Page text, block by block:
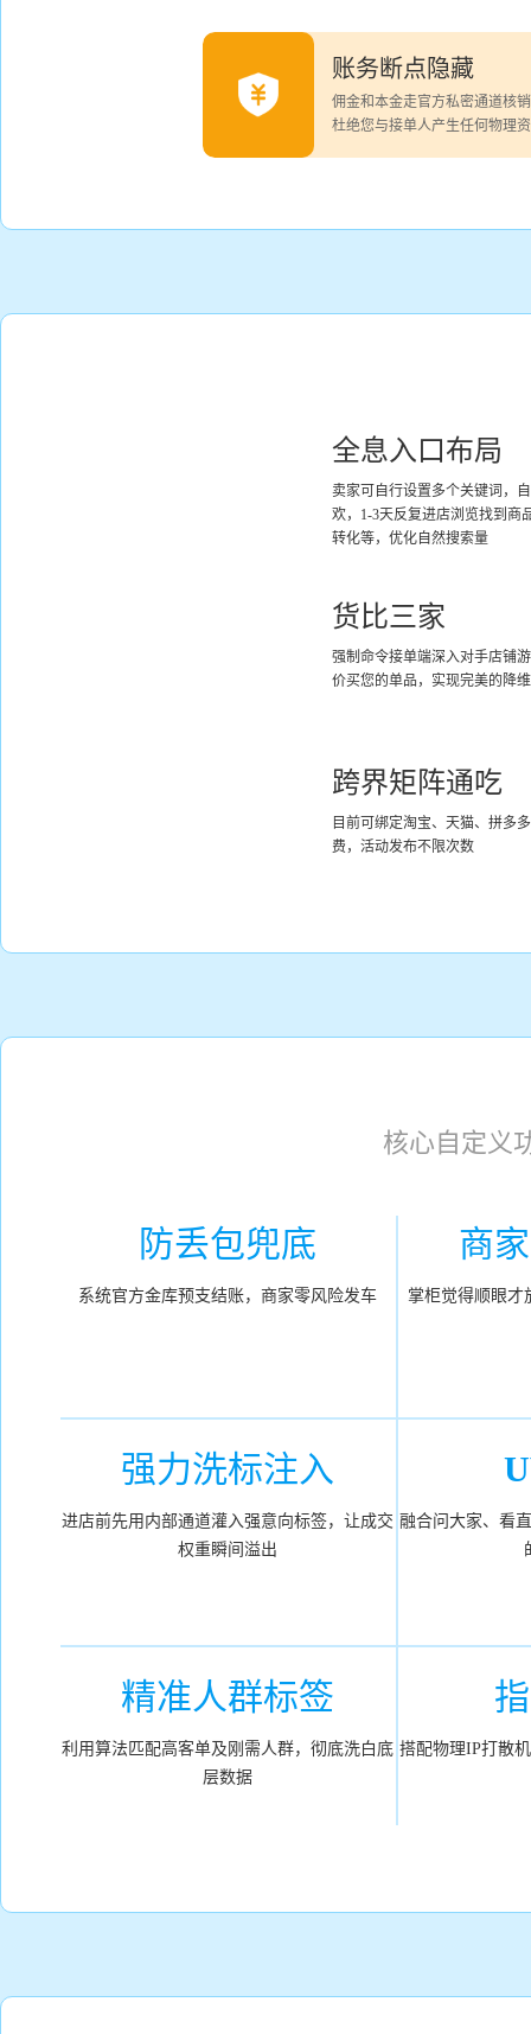
账务断点隐藏
佣金和本金走官方私密通道核
杜绝您与接单人产生任何物理
全息入口布局
卖家可自行设置多个关键词，
欢，1-3天反复进店浏览找到商
转化等，优化自然搜索量
货比三家
强制命令接单端深入对手店铺
价买您的单品，实现完美的降
跨界矩阵通吃
目前可绑定淘宝、天猫、拼多
费，活动发布不限次数
核心自定义
防丢包兜底
系统官方金库预支结账，商家零风险发车
商
掌柜觉得顺眼才
强力洗标注入
进店前先用内部通道灌入强意向标签，让成交
权重瞬间溢出
融合问大家、看
精准人群标签
利用算法匹配高客单及刚需人群，彻底洗白底
层数据
搭配物理IP打散